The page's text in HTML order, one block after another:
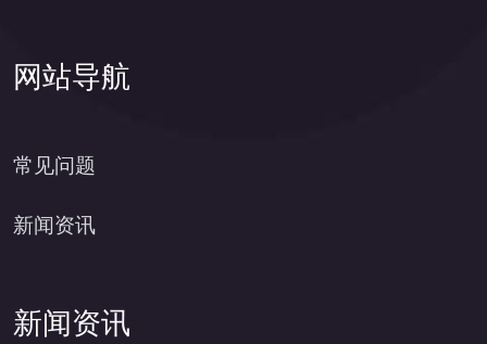
网站导航
常见问题
新闻资讯
新闻资讯